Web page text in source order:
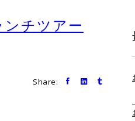
チツアー
Share: